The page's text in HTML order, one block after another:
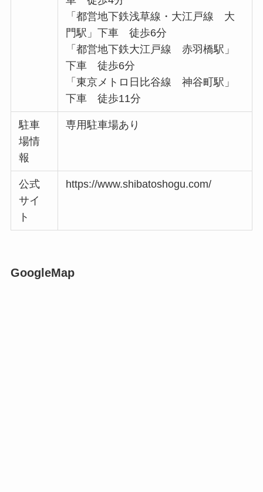
「都営地下鉄浅草線・大江戸線 大
門駅」下車 徒歩6分
「都営地下鉄大江戸線 赤羽橋駅」
下車 徒歩6分
「東京メトロ日比谷線 神谷町駅」
下車 徒歩11分
駐車
場情
報
専用駐車場あり
公式
サイ
ト
https://www.shibatoshogu.com/
GoogleMap